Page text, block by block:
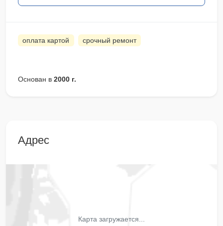
оплата картой срочный ремонт
Основан в 2000 г.
Адрес
Карта загружается...